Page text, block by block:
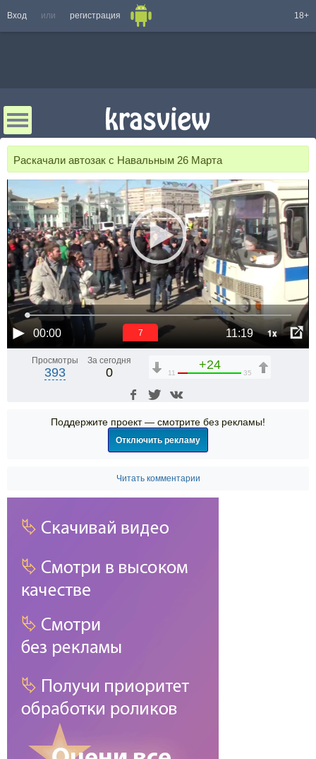
Вход или регистрация 18+
Раскачали автозак с Навальным 26 Марта
00:00 11:19 1x
7
Просмотры
393
За сегодня
0
+24
11 35
Поддержите проект — смотрите без рекламы!
Отключить рекламу
Читать комментарии